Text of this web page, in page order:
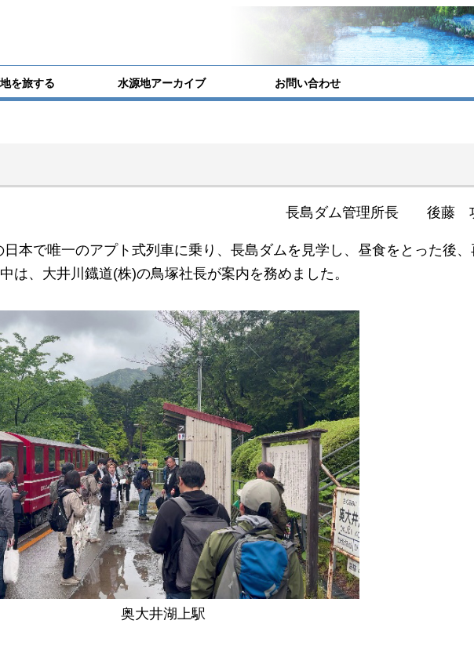
を旅する 水源地アーカイブ お問い合わせ
長島ダム管理所長 後藤
本で唯一のアプト式列車に乗り、長島ダムを見学し、昼食をとった後、
、大井川鐡道(株)の鳥塚社長が案内を務めました。
奥大井湖上駅